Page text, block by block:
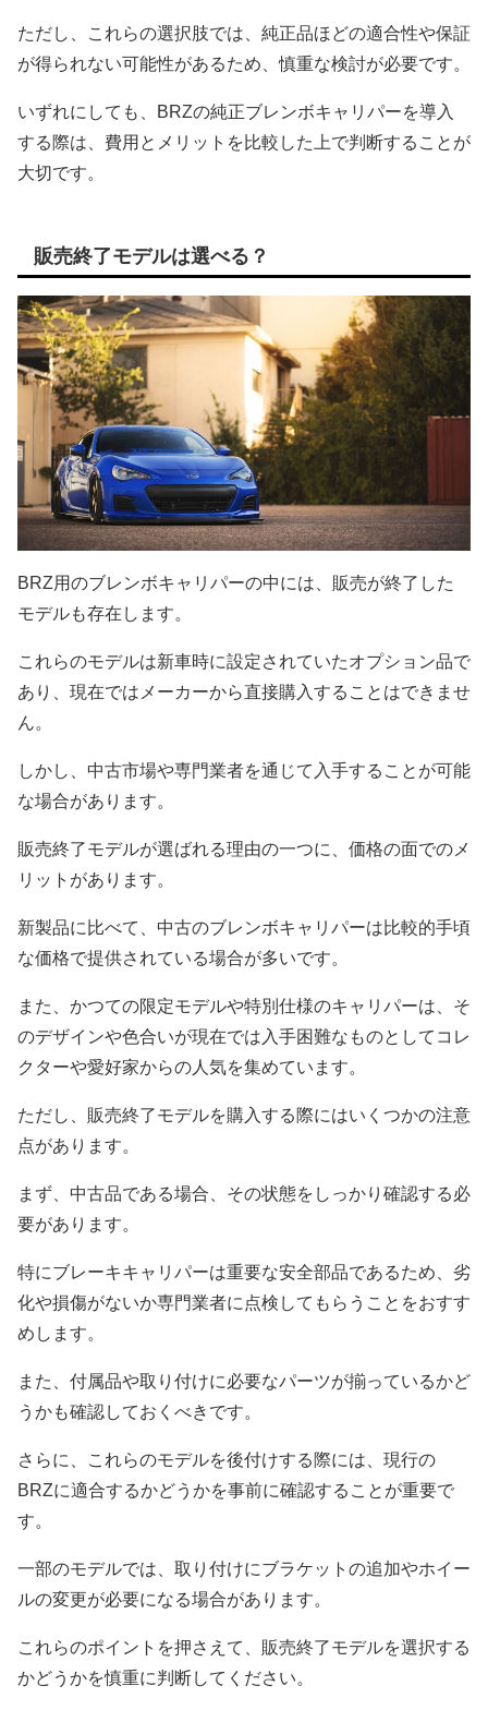
ただし、これらの選択肢では、純正品ほどの適合性や保証
が得られない可能性があるため、慎重な検討が必要です。
いずれにしても、BRZの純正ブレンボキャリパーを導入
する際は、費用とメリットを比較した上で判断することが
大切です。
販売終了モデルは選べる？
BRZ用のブレンボキャリパーの中には、販売が終了した
モデルも存在します。
これらのモデルは新車時に設定されていたオプション品で
あり、現在ではメーカーから直接購入することはできませ
ん。
しかし、中古市場や専門業者を通じて入手することが可能
な場合があります。
販売終了モデルが選ばれる理由の一つに、価格の面でのメ
リットがあります。
新製品に比べて、中古のブレンボキャリパーは比較的手頃
な価格で提供されている場合が多いです。
また、かつての限定モデルや特別仕様のキャリパーは、そ
のデザインや色合いが現在では入手困難なものとしてコレ
クターや愛好家からの人気を集めています。
ただし、販売終了モデルを購入する際にはいくつかの注意
点があります。
まず、中古品である場合、その状態をしっかり確認する必
要があります。
特にブレーキキャリパーは重要な安全部品であるため、劣
化や損傷がないか専門業者に点検してもらうことをおすす
めします。
また、付属品や取り付けに必要なパーツが揃っているかど
うかも確認しておくべきです。
さらに、これらのモデルを後付けする際には、現行の
BRZに適合するかどうかを事前に確認することが重要で
す。
一部のモデルでは、取り付けにブラケットの追加やホイー
ルの変更が必要になる場合があります。
これらのポイントを押さえて、販売終了モデルを選択する
かどうかを慎重に判断してください。